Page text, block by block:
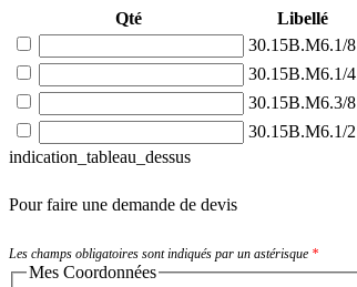
Qté Libellé
30.15B.M6.1/8
30.15B.M6.1/4
30.15B.M6.3/8
30.15B.M6.1/2
indication_tableau_dessus
Pour faire une demande de devis
Les champs obligatoires sont indiqués par un astérisque *
Mes Coordonnées